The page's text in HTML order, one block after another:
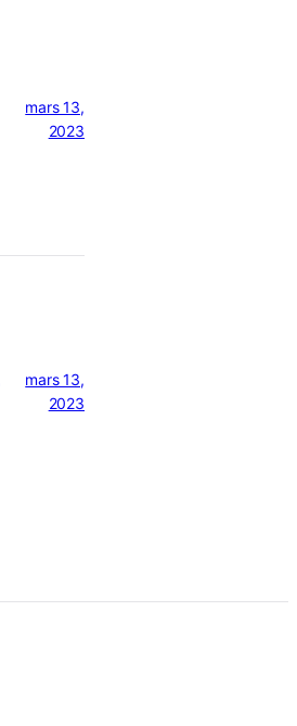
mars 13,
2023
mars 13,
2023